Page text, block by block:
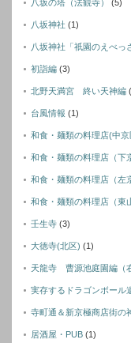
八坂の塔（法観寺） (5)
八坂神社 (1)
八坂神社「祇園のえべっ
初詣編 (3)
北野天満宮 終い天神編
台風情報 (1)
和食・麺類の料理店(中京
和食・麺類の料理店（下
和食・麺類の料理店（左
和食・麺類の料理店（東
壬生寺 (3)
大徳寺(北区) (1)
天龍寺 曹源池庭園編（
実存するドラゴンボール
寺町通＆新京極商店街の
居酒屋・PUB (1)